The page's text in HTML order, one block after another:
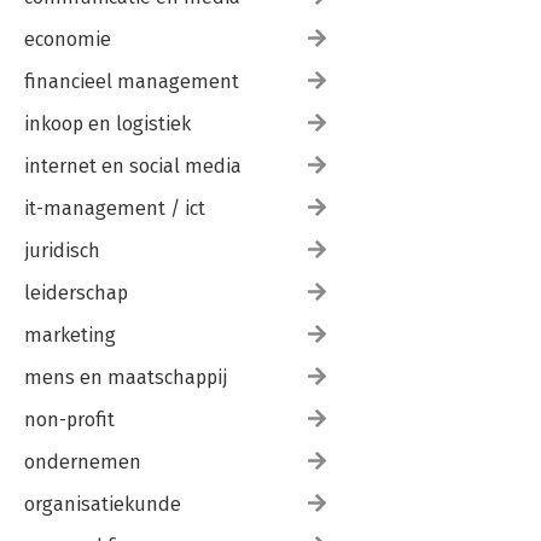
economie
financieel management
inkoop en logistiek
internet en social media
it-management / ict
juridisch
leiderschap
marketing
mens en maatschappij
non-profit
ondernemen
organisatiekunde